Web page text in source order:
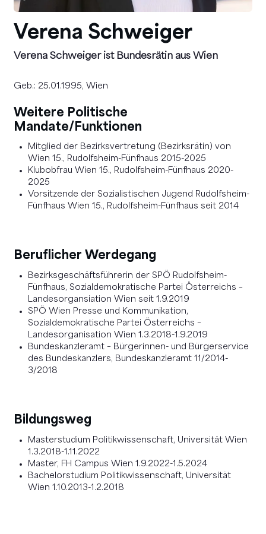
Verena Schweiger
Verena Schweiger ist Bundesrätin aus Wien
Geb.: 25.01.1995, Wien
Weitere Politische
Mandate/Funktionen
Mitglied der Bezirksvertretung (Bezirksrätin) von
Wien 15., Rudolfsheim-Fünfhaus 2015-2025
Klubobfrau Wien 15., Rudolfsheim-Fünfhaus 2020-
2025
Vorsitzende der Sozialistischen Jugend Rudolfsheim-
Fünfhaus Wien 15., Rudolfsheim-Fünfhaus seit 2014
Beruflicher Werdegang
Bezirksgeschäftsführerin der SPÖ Rudolfsheim-
Fünfhaus, Sozialdemokratische Partei Österreichs –
Landesorgansiation Wien seit 1.9.2019
SPÖ Wien Presse und Kommunikation,
Sozialdemokratische Partei Österreichs –
Landesorganisation Wien 1.3.2018-1.9.2019
Bundeskanzleramt – Bürgerinnen- und Bürgerservice
des Bundeskanzlers, Bundeskanzleramt 11/2014-
3/2018
Bildungsweg
Masterstudium Politikwissenschaft, Universität Wien
1.3.2018-1.11.2022
Master, FH Campus Wien 1.9.2022-1.5.2024
Bachelorstudium Politikwissenschaft, Universität
Wien 1.10.2013-1.2.2018